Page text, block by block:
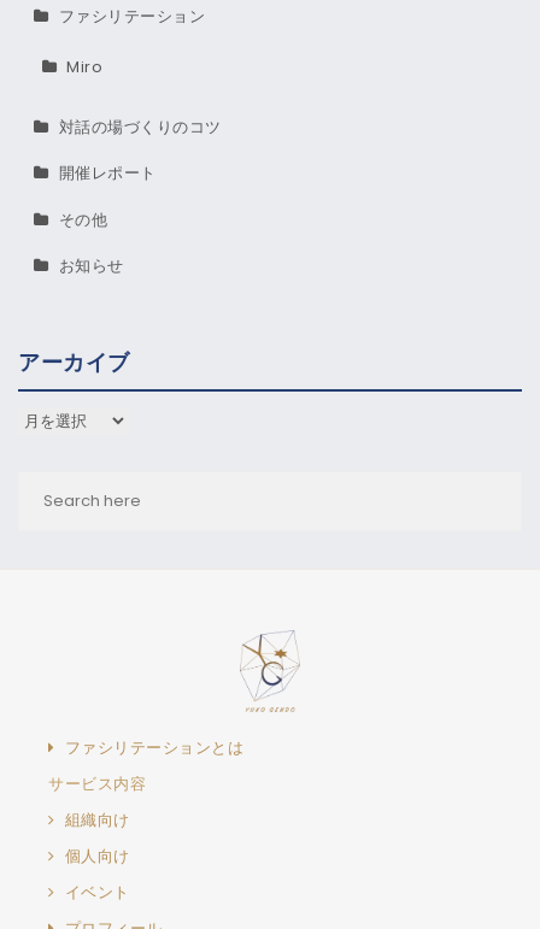
ファシリテーション
Miro
対話の場づくりのコツ
開催レポート
その他
お知らせ
アーカイブ
アーカイブ
ファシリテーションとは
サービス内容
組織向け
個人向け
イベント